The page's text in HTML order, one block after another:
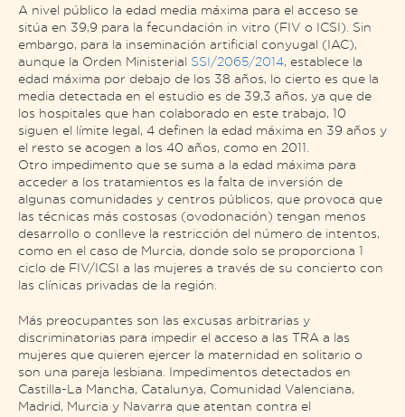
A nivel público la edad media máxima para el acceso se
sitúa en 39,9 para la fecundación in vitro (FIV o ICSI). Sin
embargo, para la inseminación artificial conyugal (IAC),
aunque la Orden Ministerial SSI/2065/2014, establece la
edad máxima por debajo de los 38 años, lo cierto es que la
media detectada en el estudio es de 39,3 años, ya que de
los hospitales que han colaborado en este trabajo, 10
siguen el límite legal, 4 definen la edad máxima en 39 años y
el resto se acogen a los 40 años, como en 2011.
Otro impedimento que se suma a la edad máxima para
acceder a los tratamientos es la falta de inversión de
algunas comunidades y centros públicos, que provoca que
las técnicas más costosas (ovodonación) tengan menos
desarrollo o conlleve la restricción del número de intentos,
como en el caso de Murcia, donde solo se proporciona 1
ciclo de FIV/ICSI a las mujeres a través de su concierto con
las clínicas privadas de la región.
Más preocupantes son las excusas arbitrarias y
discriminatorias para impedir el acceso a las TRA a las
mujeres que quieren ejercer la maternidad en solitario o
son una pareja lesbiana. Impedimentos detectados en
Castilla-La Mancha, Catalunya, Comunidad Valenciana,
Madrid, Murcia y Navarra que atentan contra el